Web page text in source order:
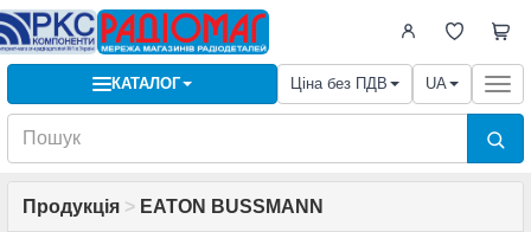
КАТАЛОГ Ціна без ПДВ UA
Продукція > EATON BUSSMANN